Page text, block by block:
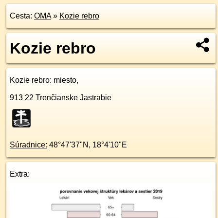
Cesta: OMA» Kozie rebro
Kozie rebro
Kozie rebro: miesto,
913 22 Trenčianske Jastrabie
Súradnice: 48°47'37"N , 18°4'10"E
Extra: